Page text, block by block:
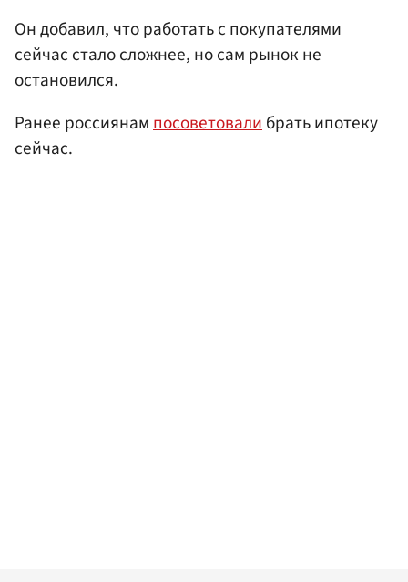
Он добавил, что работать с покупателями
сейчас стало сложнее, но сам рынок не
остановился.
Ранее россиянампосоветовалибрать ипотеку
сейчас.